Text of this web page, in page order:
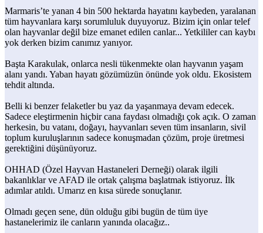
Marmaris’te yanan 4 bin 500 hektarda hayatını kaybeden, yaralanan
tüm hayvanlara karşı sorumluluk duyuyoruz. Bizim için onlar telef
olan hayvanlar değil bize emanet edilen canlar... Yetkililer can kaybı
yok derken bizim canımız yanıyor.
Başta Karakulak, onlarca nesli tükenmekte olan hayvanın yaşam
alanı yandı. Yaban hayatı gözümüzün önünde yok oldu. Ekosistem
tehdit altında.
Belli ki benzer felaketler bu yaz da yaşanmaya devam edecek.
Sadece eleştirmenin hiçbir cana faydası olmadığı çok açık. O zaman
herkesin, bu vatanı, doğayı, hayvanları seven tüm insanların, sivil
toplum kuruluşlarının sadece konuşmadan çözüm, proje üretmesi
gerektiğini düşünüyoruz.
OHHAD (Özel Hayvan Hastaneleri Derneği) olarak ilgili
bakanlıklar ve AFAD ile ortak çalışma başlatmak istiyoruz. İlk
adımlar atıldı. Umarız en kısa sürede sonuçlanır.
Olmadı geçen sene, dün olduğu gibi bugün de tüm üye
hastanelerimiz ile canların yanında olacağız..